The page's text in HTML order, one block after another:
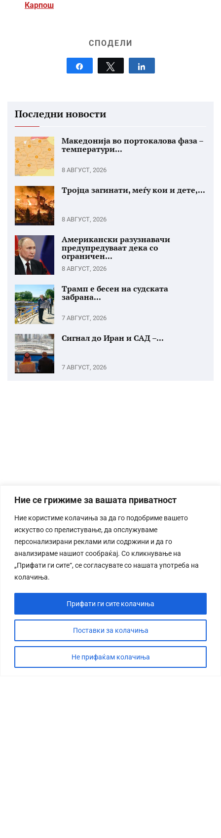
Ние се грижиме за вашата приватност
Ние користиме колачиња за да го подобриме вашето
искуство со прелистување, да опслужуваме
персонализирани реклами или содржини и да го
анализираме нашиот сообраќај. Со кликнување на
„Прифати ги сите“, се согласувате со нашата употреба на
колачиња.
Поставки за колачиња
Не прифаќам колачиња
Прифати ги сите колачиња
Карпош
СПОДЕЛИ
Tweet
Последни новости
Македонија во портокалова фаза –
температури...
8 АВГУСТ, 2026
Тројца загинати, меѓу кои и дете,...
8 АВГУСТ, 2026
Американски разузнавачи
предупредуваат дека со
ограничен...
8 АВГУСТ, 2026
Трамп е бесен на судската
забрана...
7 АВГУСТ, 2026
Сигнал до Иран и САД –...
7 АВГУСТ, 2026